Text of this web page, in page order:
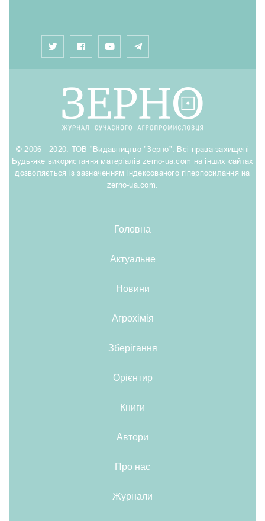
© 2006 - 2020. ТОВ "Видавництво "Зерно". Всі права захищені
Будь-яке використання матеріалів zerno-ua.com на інших сайтах
дозволяється із зазначенням індексованого гіперпосилання на
zerno-ua.com.
Головна
Актуальне
Новини
Агрохімія
Зберігання
Орієнтир
Книги
Автори
Про нас
Журнали